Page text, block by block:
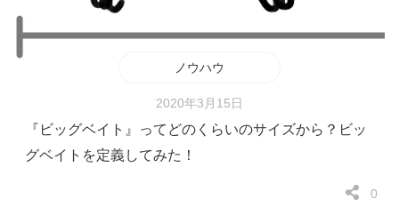
ノウハウ
2020年3月15日
『ビッグベイト』ってどのくらいのサイズから？ビッ
グベイトを定義してみた！
0